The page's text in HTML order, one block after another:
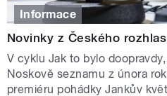
Informace
Novinky z Českého
V cyklu Jak to bylo
Noskově seznamu z února
premiéru pohádky Jankův